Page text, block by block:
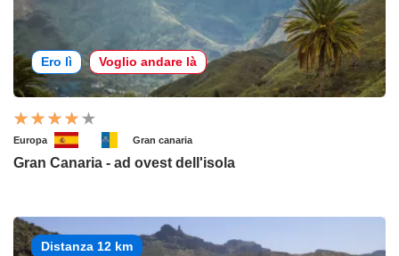
Ero lì Voglio andare là
Europa Gran canaria
Gran Canaria - ad ovest dell'isola
Distanza 12 km